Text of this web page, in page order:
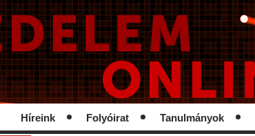
Híreink Folyóirat Tanulmányok